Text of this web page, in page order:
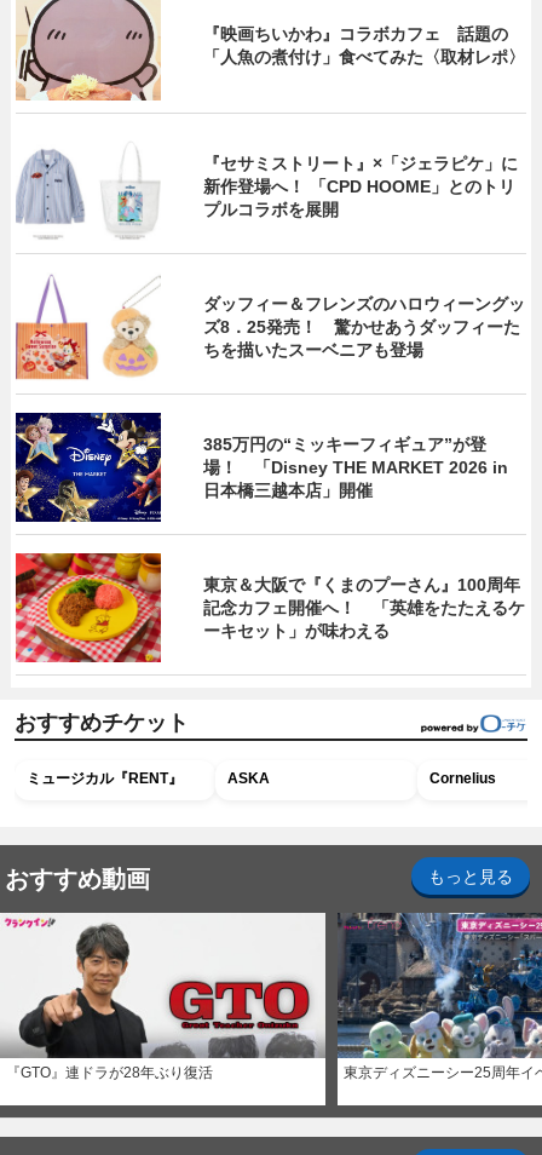
『映画ちいかわ』コラボカフェ 話題の
「人魚の煮付け」食べてみた〈取材レポ〉
『セサミストリート』×「ジェラピケ」に
新作登場へ！ 「CPD HOOME」とのトリ
プルコラボを展開
ダッフィー＆フレンズのハロウィーングッ
ズ8．25発売！ 驚かせあうダッフィーた
ちを描いたスーベニアも登場
385万円の“ミッキーフィギュア”が登
場！ 「Disney THE MARKET 2026 in
日本橋三越本店」開催
東京＆大阪で『くまのプーさん』100周年
記念カフェ開催へ！ 「英雄をたたえるケ
ーキセット」が味わえる
おすすめチケット
ミュージカル『RENT』 ASKA Cornelius
おすすめ動画 もっと見る
『GTO』連ドラが28年ぶり復活 東京ディズニーシー25周年イ